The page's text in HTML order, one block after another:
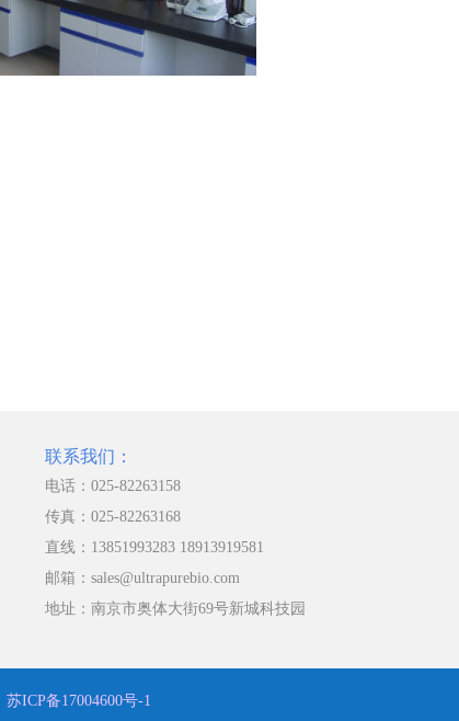
联系我们：
电话：025-82263158
传真：025-82263168
直线：13851993283 18913919581
邮箱：sales@ultrapurebio.com
地址：南京市奥体大街69号新城科技园
苏ICP备17004600号-1